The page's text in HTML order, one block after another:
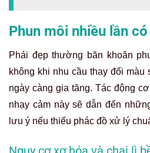
Phun môi nhiều lần
Phái đẹp thường băn khoăn
không khi nhu cầu thay đổi màu
ngày càng gia tăng. Tác động
nhạy cảm này sẽ dẫn đến
lưu ý nếu thiếu phác đồ xử lý